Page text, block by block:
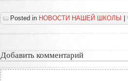
Posted in НОВОСТИ НАШЕЙ ШКОЛЫ
Добавить комментарий